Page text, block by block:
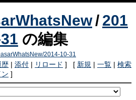
/ 201
の編集
2014-10-31
歴| 添付| リロード ] [ 新規 | 一覧| 検索
ン ]